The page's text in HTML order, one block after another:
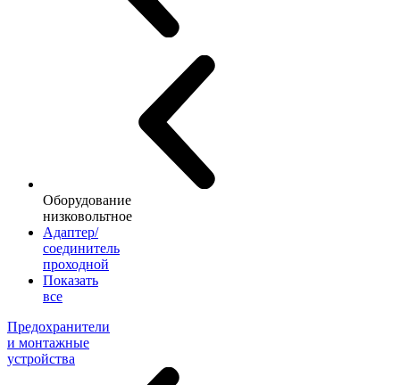
Оборудование
низковольтное
Адаптер/
соединитель
проходной
Показать
все
Предохранители
и монтажные
устройства